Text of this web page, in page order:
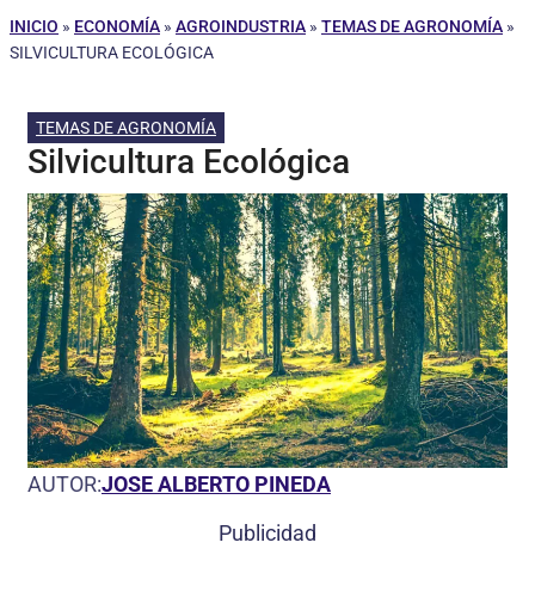
INICIO » ECONOMÍA » AGROINDUSTRIA » TEMAS DE AGRONOMÍA »
SILVICULTURA ECOLÓGICA
TEMAS DE AGRONOMÍA
Silvicultura Ecológica
AUTOR:JOSE ALBERTO PINEDA
Publicidad